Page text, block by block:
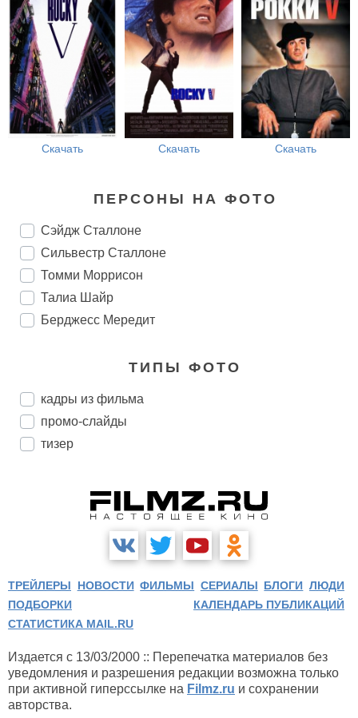
Скачать Скачать Скачать
ПЕРСОНЫ НА ФОТО
Сэйдж Сталлоне
Сильвестр Сталлоне
Томми Моррисон
Талиа Шайр
Берджесс Мередит
ТИПЫ ФОТО
кадры из фильма
промо-слайды
тизер
ТРЕЙЛЕРЫ НОВОСТИ ФИЛЬМЫ СЕРИАЛЫ БЛОГИ ЛЮДИ
ПОДБОРКИ
КАЛЕНДАРЬ ПУБЛИКАЦИЙ
СТАТИСТИКА MAIL.RU
Издается с 13/03/2000 :: Перепечатка материалов без
уведомления и разрешения редакции возможна только
при активной гиперссылке на Filmz.ru и сохранении
авторства.